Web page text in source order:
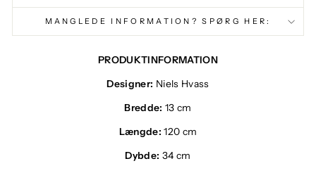
MANGLEDE INFORMATION? SPØRG HER:
PRODUKTINFORMATION
Designer: Niels Hvass
Bredde: 13 cm
Længde: 120 cm
Dybde: 34 cm